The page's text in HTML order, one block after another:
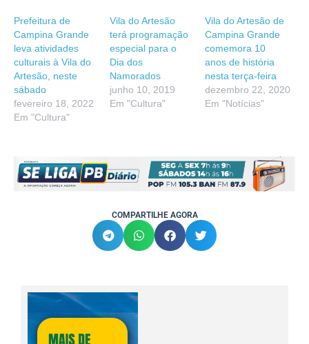
Prefeitura de
Campina Grande
leva atividades
culturais à Vila do
Artesão, neste
sábado
fevereiro 18, 2022
Em "Cultura"
Vila do Artesão
terá programação
especial para o
Dia dos
Namorados
junho 10, 2019
Em "Cultura"
Vila do Artesão de
Campina Grande
comemora 10
anos de história
nesta terça-feira
dezembro 22, 2020
Em "Notícias"
COMPARTILHE AGORA